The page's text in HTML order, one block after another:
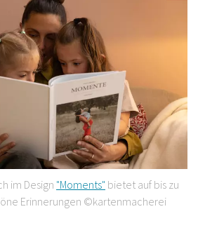
im Design "Moments" bietet auf bis zu
Erinnerungen ©kartenmacherei